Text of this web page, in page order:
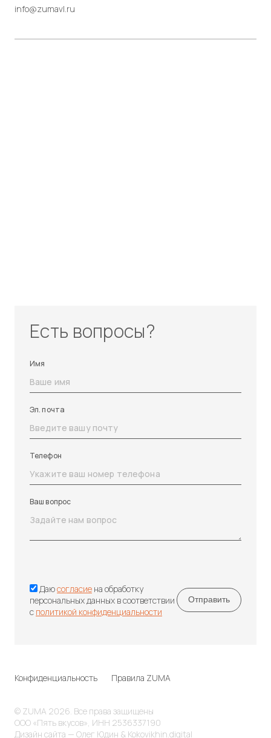
info@zumavl.ru
Есть вопросы?
Имя
Эл. почта
Телефон
Ваш вопрос
Даюсогласие на обработку
персональных данных в соответствии
с политикой конфиденциальности
Конфиденциальность Правила ZUMA
© ZUMA 2026. Все права защищены
ООО «Пять вкусов», ИНН 2536337190
Дизайн сайта — Олег Юдин & Kokovikhin.digital